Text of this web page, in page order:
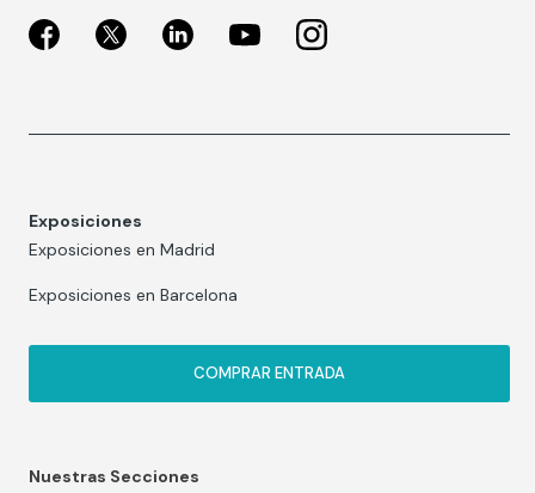
Exposiciones
Exposiciones en Madrid
Exposiciones en Barcelona
COMPRAR ENTRADA
Nuestras Secciones